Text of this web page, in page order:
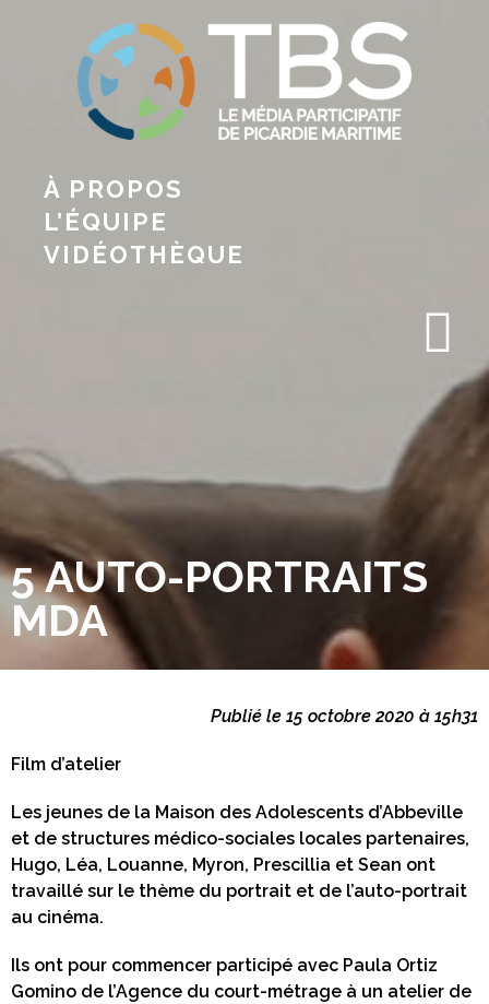
À PROPOS
L’ÉQUIPE
VIDÉOTHÈQUE
5 AUTO-PORTRAITS
MDA
Publié le 15 octobre 2020 à 15h31
Film d’atelier
Les jeunes de la Maison des Adolescents d’Abbeville
et de structures médico-sociales locales partenaires,
Hugo, Léa, Louanne, Myron, Prescillia et Sean ont
travaillé sur le thème du portrait et de l’auto-portrait
au cinéma.
Ils ont pour commencer participé avec Paula Ortiz
Gomino de l’Agence du court-métrage à un atelier de